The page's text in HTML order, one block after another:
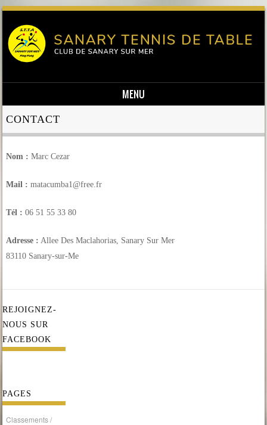
MENU
Skip to content
CONTACT
Nom :Marc Cezar
Mail : matacumba1@free.fr
Tél : 06 51 55 33 80
Adresse : Allee Des Maclahorias, Sanary Sur Mer
83110 Sanary-sur-Me
REJOIGNEZ-
NOUS SUR
FACEBOOK
PAGES
Classements /